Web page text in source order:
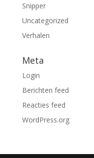
Snipper
Uncategorized
Verhalen
Meta
Login
Berichten feed
Reacties feed
WordPress.org